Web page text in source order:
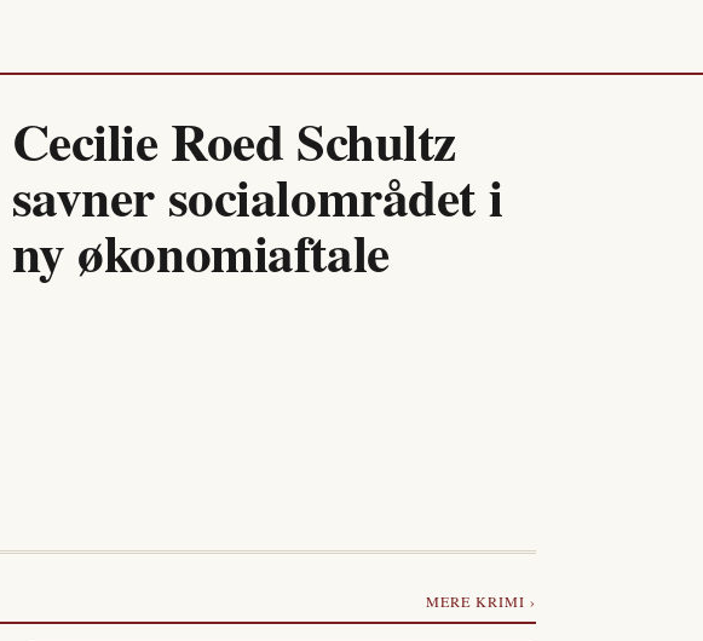
Cecilie Roed Schultz
savner socialområdet i
ny økonomiaftale
MERE KRIMI ›